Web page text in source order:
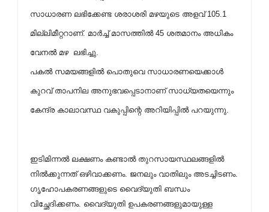
സാധാരണ ലഭിക്കേണ്ട ശരാശരി മഴയുടെ അളവ് 105.1
മില്ലിമീറ്ററാണ്. മാര്‍ച്ച് മാസത്തില്‍ 45 ശതമാനം അധികം
വേനല്‍ മഴ ലഭിച്ചു.
പകല്‍ സമയങ്ങളില്‍ പൊതുവെ സാധാരണയെക്കാള്‍
കുറവ് താപനില അനുഭവപ്പെടാനാണ് സാധ്യതയെന്നും
കേന്ദ്ര കാലാവസ്ഥ വകുപ്പിന്റെ അറിയിപ്പില്‍ പറയുന്നു.
ഇടിമിന്നല്‍ ലക്ഷണം കണ്ടാല്‍ തുറസായസ്ഥലങ്ങളില്‍
നില്‍ക്കുന്നത് ഒഴിവാക്കണം. ജനലും വാതിലും അടച്ചിടണം.
ഗൃഹോപകരണങ്ങളുടെ വൈദ്യുതി ബന്ധം
വിച്ഛേദിക്കണം. വൈദ്യുതി ഉപകരണങ്ങളുമായുള്ള